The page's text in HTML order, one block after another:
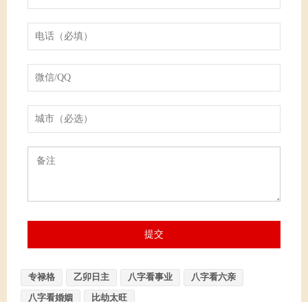
专禄格 乙卯日主 八字看事业 八字看六亲
八字看婚姻 比劫太旺